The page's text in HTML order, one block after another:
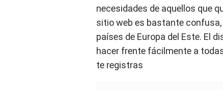
necesidades de aquellos que
sitio web es bastante
países de Europa del Este. El
hacer frente fácilmente a
te registras